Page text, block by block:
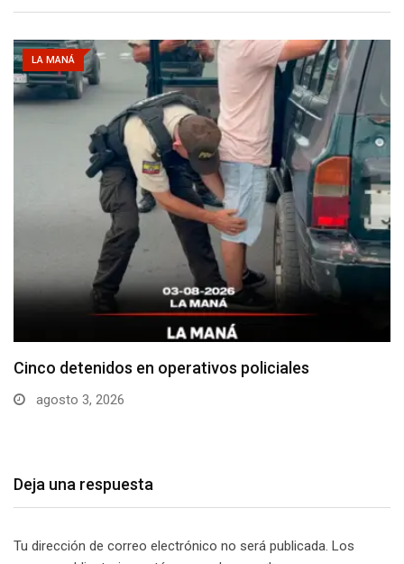
LA MANÁ
Cotopaxi supera los 640 casos de dengue en…
julio 29, 2026
Deja una respuesta
Tu dirección de correo electrónico no será publicada. Los